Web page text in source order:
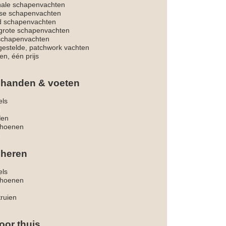
schapenvachten
schapenvachten
schapenvachten
schapenvachten
patchwork vachten
één prijs
& voeten